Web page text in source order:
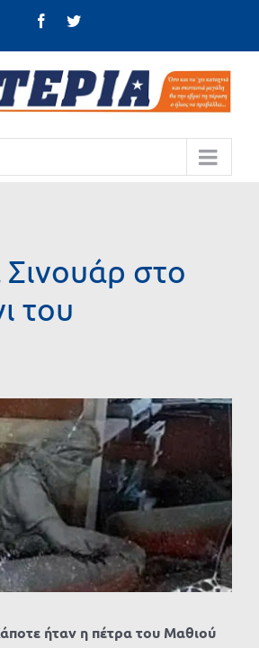
FacebookTwitter
Σινουάρ στο
του
ήταν η πέτρα του Μαθιού